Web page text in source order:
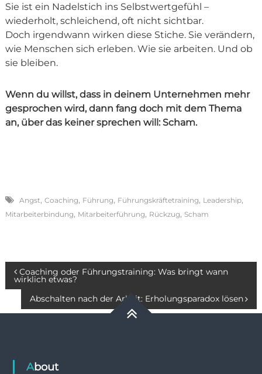
Sie ist ein Nadelstich ins Selbstwertgefühl –
wiederholt, schleichend, oft nicht sichtbar.
Doch irgendwann wirken diese Stiche. Sie verändern,
wie Menschen sich erleben. Wie sie arbeiten. Und ob
sie bleiben.
Wenn du willst, dass in deinem Unternehmen mehr
gesprochen wird, dann fang doch mit dem Thema
an, über das keiner sprechen will: Scham.
Angst, Coaching, Führung, Führungskräftetraining, Leadership,
Mitarbeiterbindung, Mitarbeiterführung, Rückzug, Scham
Beitragsnavigation
Coaching oder Führungstraining: Was bringt wann
wirklich etwas?
Abschalten nach der Arbeit: Erholungsparadox lösen
About